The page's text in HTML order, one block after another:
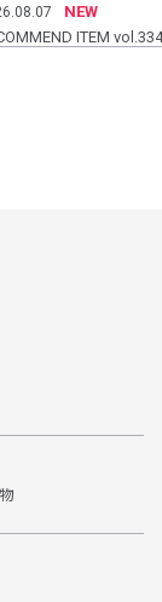
NEW
ITEM vol.334